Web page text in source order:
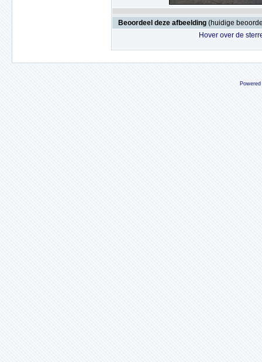
Beoordeel deze afbeelding (huidige
Hover over de